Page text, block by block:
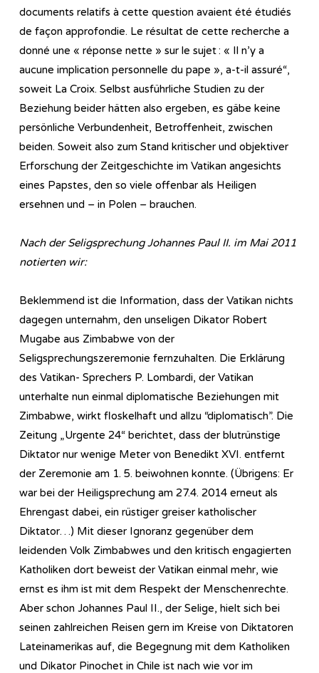
documents relatifs à cette question avaient été étudiés
de façon approfondie. Le résultat de cette recherche a
donné une « réponse nette » sur le sujet : « Il n’y a
aucune implication personnelle du pape », a-t-il assuré“,
soweit La Croix. Selbst ausführliche Studien zu der
Beziehung beider hätten also ergeben, es gäbe keine
persönliche Verbundenheit, Betroffenheit, zwischen
beiden. Soweit also zum Stand kritischer und objektiver
Erforschung der Zeitgeschichte im Vatikan angesichts
eines Papstes, den so viele offenbar als Heiligen
ersehnen und – in Polen – brauchen.
Nach der Seligsprechung Johannes Paul II. im Mai 2011
notierten wir:
Beklemmend ist die Information, dass der Vatikan nichts
dagegen unternahm, den unseligen Dikator Robert
Mugabe aus Zimbabwe von der
Seligsprechungszeremonie fernzuhalten. Die Erklärung
des Vatikan- Sprechers P. Lombardi, der Vatikan
unterhalte nun einmal diplomatische Beziehungen mit
Zimbabwe, wirkt floskelhaft und allzu “diplomatisch”. Die
Zeitung „Urgente 24“ berichtet, dass der blutrünstige
Diktator nur wenige Meter von Benedikt XVI. entfernt
der Zeremonie am 1. 5. beiwohnen konnte. (Übrigens: Er
war bei der Heiligsprechung am 27.4. 2014 erneut als
Ehrengast dabei, ein rüstiger greiser katholischer
Diktator…) Mit dieser Ignoranz gegenüber dem
leidenden Volk Zimbabwes und den kritisch engagierten
Katholiken dort beweist der Vatikan einmal mehr, wie
ernst es ihm ist mit dem Respekt der Menschenrechte.
Aber schon Johannes Paul II., der Selige, hielt sich bei
seinen zahlreichen Reisen gern im Kreise von Diktatoren
Lateinamerikas auf, die Begegnung mit dem Katholiken
und Dikator Pinochet in Chile ist nach wie vor im